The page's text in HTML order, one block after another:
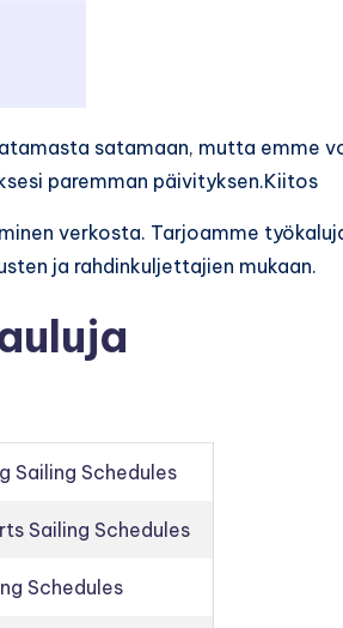
satamaan, mutta emme
paremman päivityksen.Kiitos
verkosta. Tarjoamme
ja rahdinkuljettajien mukaan.
Sailing Schedules
Sailing Schedules
Schedules